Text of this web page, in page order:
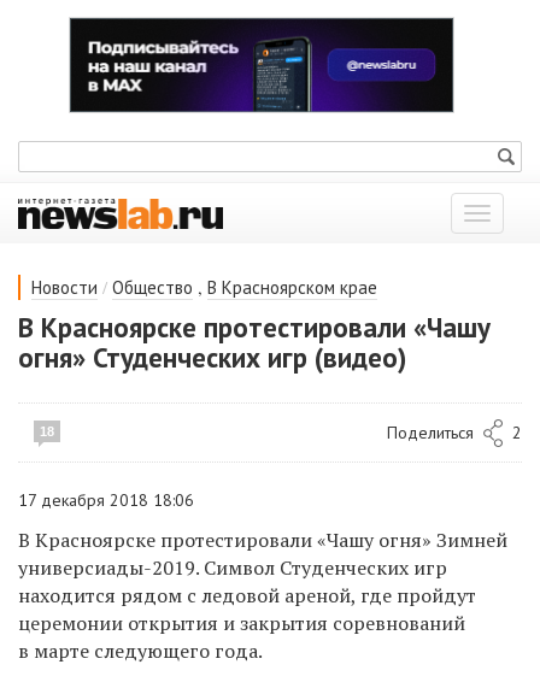
Показать
меню
Новости / Общество , В Красноярском крае
В Красноярске протестировали «Чашу
огня» Студенческих игр (видео)
18 Поделиться 2
17 декабря 2018 18:06
В Красноярске протестировали «Чашу огня» Зимней
универсиады-2019. Символ Студенческих игр
находится рядом с ледовой ареной, где пройдут
церемонии открытия и закрытия соревнований
в марте следующего года.